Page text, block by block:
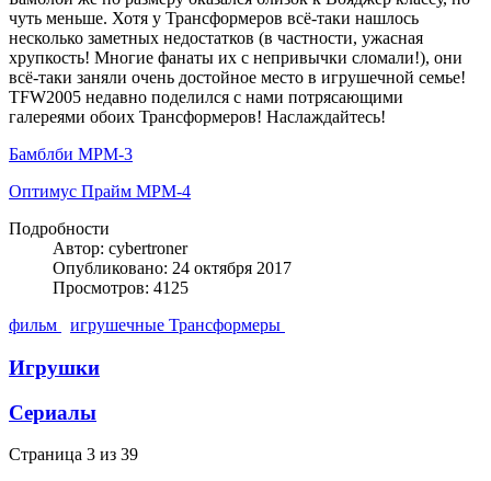
чуть меньше. Хотя у Трансформеров всё-таки нашлось
несколько заметных недостатков (в частности, ужасная
хрупкость! Многие фанаты их с непривычки сломали!), они
всё-таки заняли очень достойное место в игрушечной семье!
TFW2005 недавно поделился с нами потрясающими
галереями обоих Трансформеров! Наслаждайтесь!
Бамблби MPM-3
Оптимус Прайм MPM-4
Подробности
Автор: cybertroner
Опубликовано: 24 октября 2017
Просмотров: 4125
фильм
игрушечные Трансформеры
Игрушки
Сериалы
Страница 3 из 39